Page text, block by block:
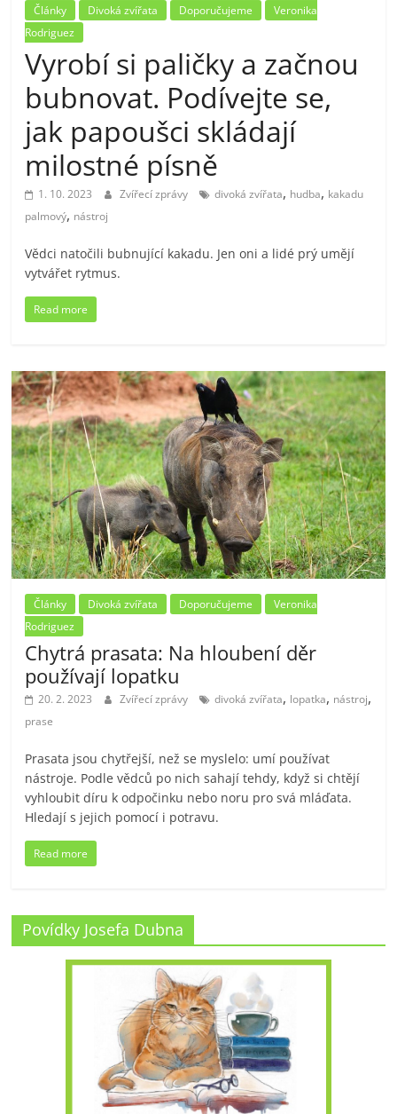
Články Divoká zvířata Doporučujeme
Veronika
Rodriguez
Vyrobí si paličky a začnou
bubnovat. Podívejte se,
jak papoušci skládají
milostné písně
1. 10. 2023 Zvířecí zprávy divoká zvířata, hudba, kakadu
palmový, nástroj
Vědci natočili bubnující kakadu. Jen oni a lidé prý umějí
vytvářet rytmus.
Read more
Články Divoká zvířata Doporučujeme
Veronika
Rodriguez
Chytrá prasata: Na hloubení děr
používají lopatku
20. 2. 2023 Zvířecí zprávy divoká zvířata, lopatka, nástroj,
prase
Prasata jsou chytřejší, než se myslelo: umí používat
nástroje. Podle vědců po nich sahají tehdy, když si chtějí
vyhloubit díru k odpočinku nebo noru pro svá mláďata.
Hledají s jejich pomocí i potravu.
Read more
Povídky Josefa Dubna